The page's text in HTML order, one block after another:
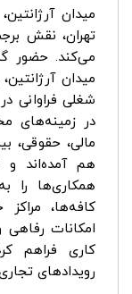
میدان
تهران، نقش
می‌کند. حضور
میدان
شغلی فراوانی
در زمینه‌های
مالی، حقوقی،
هم آمده‌اند و
همکاری‌ها را
کافه‌ها،
امکانات
کاری فراهم
رویدادهای